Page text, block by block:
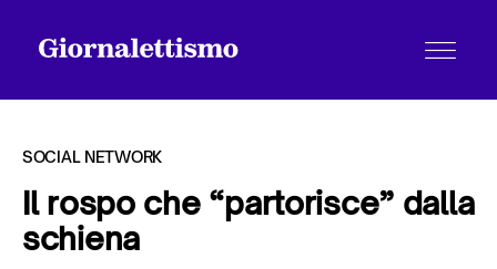
Tutti gli articoli
SOCIAL NETWORK
Il rospo che “partorisce” dalla
schiena